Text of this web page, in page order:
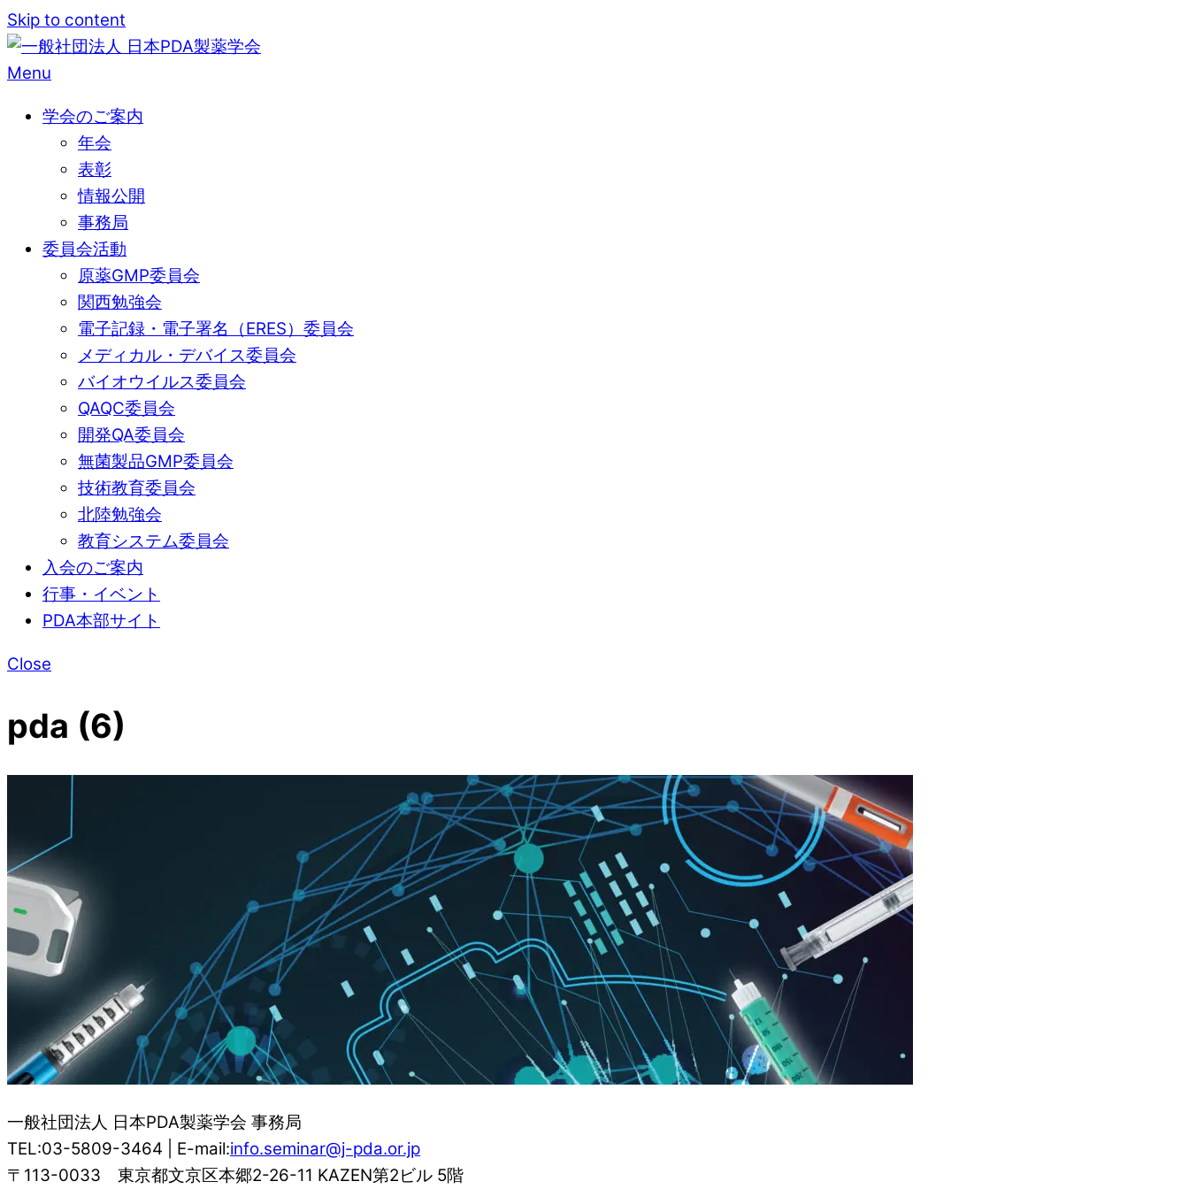
Skip to content
Menu
学会のご案内
年会
表彰
情報公開
事務局
委員会活動
原薬GMP委員会
関西勉強会
電子記録・電子署名（ERES）委員会
メディカル・デバイス委員会
バイオウイルス委員会
QAQC委員会
開発QA委員会
無菌製品GMP委員会
技術教育委員会
北陸勉強会
教育システム委員会
入会のご案内
行事・イベント
PDA本部サイト
Close
pda (6)
一般社団法人 日本PDA製薬学会 事務局
TEL:03-5809-3464 | E-mail:info.seminar@j-pda.or.jp
〒113-0033 東京都文京区本郷2-26-11 KAZEN第2ビル 5階